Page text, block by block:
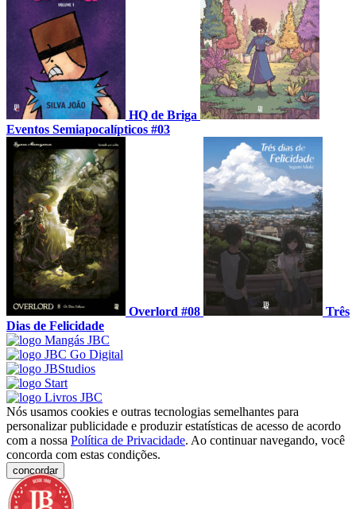
HQ de Briga
Eventos Semiapocalípticos #03
Overlord #08
Três
Dias de Felicidade
Nós usamos cookies e outras tecnologias semelhantes para
personalizar publicidade e produzir estatísticas de acesso de acordo
com a nossa Política de Privacidade. Ao continuar navegando, você
concorda com estas condições.
concordar